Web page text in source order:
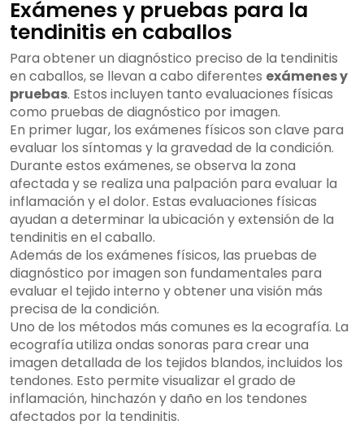
Exámenes y pruebas para la
tendinitis en caballos
Para obtener un diagnóstico preciso de la tendinitis
en caballos, se llevan a cabo diferentes exámenes y
pruebas. Estos incluyen tanto evaluaciones físicas
como pruebas de diagnóstico por imagen.
En primer lugar, los exámenes físicos son clave para
evaluar los síntomas y la gravedad de la condición.
Durante estos exámenes, se observa la zona
afectada y se realiza una palpación para evaluar la
inflamación y el dolor. Estas evaluaciones físicas
ayudan a determinar la ubicación y extensión de la
tendinitis en el caballo.
Además de los exámenes físicos, las pruebas de
diagnóstico por imagen son fundamentales para
evaluar el tejido interno y obtener una visión más
precisa de la condición.
Uno de los métodos más comunes es la ecografía. La
ecografía utiliza ondas sonoras para crear una
imagen detallada de los tejidos blandos, incluidos los
tendones. Esto permite visualizar el grado de
inflamación, hinchazón y daño en los tendones
afectados por la tendinitis.